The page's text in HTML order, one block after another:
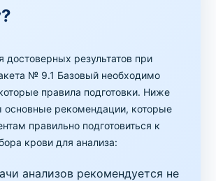
достоверных результатов при
№ 9.1 Базовый необходимо
правила подготовки. Ниже
основные рекомендации, которые
правильно подготовиться к
крови для анализа:
анализов рекомендуется не